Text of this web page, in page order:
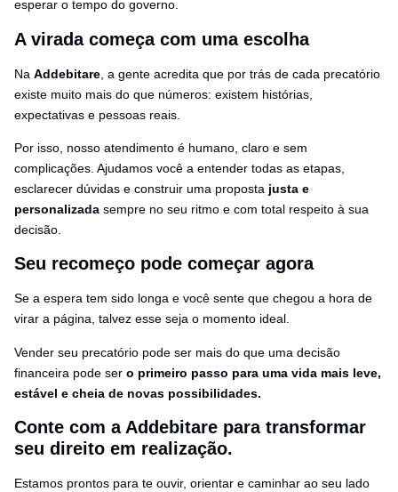
esperar o tempo do governo.
A virada começa com uma escolha
Na Addebitare , a gente acredita que por trás de cada precatório
existe muito mais do que números: existem histórias,
expectativas e pessoas reais.
Por isso, nosso atendimento é humano, claro e sem
complicações. Ajudamos você a entender todas as etapas,
esclarecer dúvidas e construir uma proposta justa e
personalizada sempre no seu ritmo e com total respeito à sua
decisão.
Seu recomeço pode começar agora
Se a espera tem sido longa e você sente que chegou a hora de
virar a página, talvez esse seja o momento ideal.
Vender seu precatório pode ser mais do que uma decisão
financeira pode ser o primeiro passo para uma vida mais leve,
estável e cheia de novas possibilidades.
Conte com a Addebitare para transformar
seu direito em realização.
Estamos prontos para te ouvir, orientar e caminhar ao seu lado